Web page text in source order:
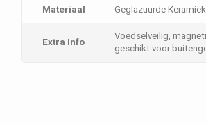
Materiaal
Geglazuurde Keramiek
Extra Info
Voedselveilig,
geschikt voor